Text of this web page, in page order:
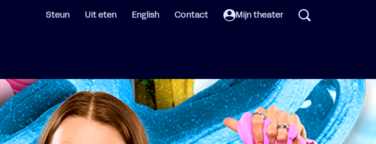
Steun Uit eten English Contact Mijn theater